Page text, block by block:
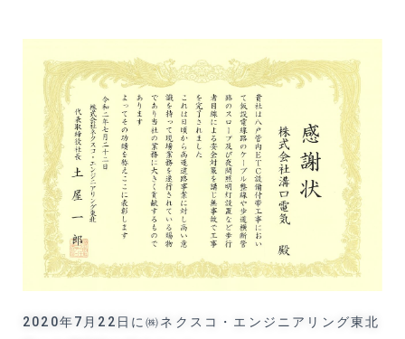
2020年7月22日に㈱ネクスコ・エンジニアリング東北